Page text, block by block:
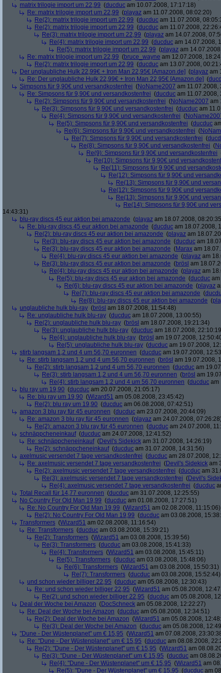
matrix trilogie import um 22,99 (ducduc am 10.07.2008, 17:17:18)
Re: matrix trilogie import um 22,99 (playaz am 11.07.2008, 08:02:20)
Re(2): matrix trilogie import um 22,99 (ducduc am 11.07.2008,
Re(2): matrix trilogie import um 22,99 (ducduc am 11.07.2008,
Re(3): matrix trilogie import um 22,99 (playaz am 14.07.2008,
Re(4): matrix trilogie import um 22,99 (ducduc am 14.07.2008,
Re(5): matrix trilogie import um 22,99 (playaz am
Re: matrix trilogie import um 22,99 (bruce_wayne am 12.07.2008,
Re(2): matrix trilogie import um 22,99 (ducduc am 13.07.2008,
Der unglaubliche Hulk 22,99€ + Iron Man 22,95€ [Amazon.de] (playaz am
Re: Der unglaubliche Hulk 22,99€ + Iron Man 22,95€ [Amazon.de] (
Simpsons für 9,90€ und versandkostenfrei (NoName2007 am 11.07.2008,
Re: Simpsons für 9,90€ und versandkostenfrei (ducduc am 11.07.2008,
Re(2): Simpsons für 9,90€ und versandkostenfrei (NoName2007 am
Re(3): Simpsons für 9,90€ und versandkostenfrei (ducduc am
Re(4): Simpsons für 9,90€ und versandkostenfrei (
Re(5): Simpsons für 9,90€ und versandkostenfrei (ducduc
Re(6): Simpsons für 9,90€ und versandkostenfrei (
Re(7): Simpsons für 9,90€ und versandkostenfrei (
Re(8): Simpsons für 9,90€ und versandkostenfrei (
Re(9): Simpsons für 9,90€ und versandkostenfrei
Re(10): Simpsons für 9,90€ und
Re(11): Simpsons für 9,90€ und
Re(12): Simpsons für 9,90€ und
Re(13): Simpsons für 9,90€ und
Re(12): Simpsons für 9,90€ und
Re(13): Simpsons für 9,90€ und
Re(14): Simpsons für 9,90€ und
14:43:31)
blu-ray discs 45 eur aktion bei amazonde (playaz am 18.07.2008,
Re: blu-ray discs 45 eur aktion bei amazonde (ducduc am 18.07.2008,
Re(2): blu-ray discs 45 eur aktion bei amazonde (playaz am
Re(3): blu-ray discs 45 eur aktion bei amazonde (ducduc am
Re(3): blu-ray discs 45 eur aktion bei amazonde (Marax am
Re(4): blu-ray discs 45 eur aktion bei amazonde (playaz am
Re(3): blu-ray discs 45 eur aktion bei amazonde (brösl am
Re(4): blu-ray discs 45 eur aktion bei amazonde (playaz am
Re(5): blu-ray discs 45 eur aktion bei amazonde (ducduc
Re(6): blu-ray discs 45 eur aktion bei amazonde (playaz
Re(7): blu-ray discs 45 eur aktion bei amazonde (
Re(8): blu-ray discs 45 eur aktion bei amazonde (
unglaubliche hulk blu-ray (brösl am 18.07.2008, 11:54:48)
Re: unglaubliche hulk blu-ray (ducduc am 18.07.2008, 13:00:55)
Re(2): unglaubliche hulk blu-ray (brösl am 18.07.2008, 19:21:34)
Re(3): unglaubliche hulk blu-ray (ducduc am 18.07.2008,
Re(4): unglaubliche hulk blu-ray (brösl am 19.07.2008,
Re(5): unglaubliche hulk blu-ray (ducduc am 19.07.2008,
stirb langsam 1,2 und 4 um 56,70 euronnen (ducduc am 19.07.2008,
Re: stirb langsam 1,2 und 4 um 56,70 euronnen (brösl am 19.07.2008,
Re(2): stirb langsam 1,2 und 4 um 56,70 euronnen (ducduc am
Re(3): stirb langsam 1,2 und 4 um 56,70 euronnen (brösl am
Re(4): stirb langsam 1,2 und 4 um 56,70 euronnen (ducduc am
blu ray um 19,90 (ducduc am 20.07.2008, 21:05:17)
Re: blu ray um 19,90 (Wizard51 am 05.08.2008, 23:45:42)
Re(2): blu ray um 19,90 (ducduc am 06.08.2008, 07:42:51)
amazon 3 blu ray für 45 euronnen (ducduc am 23.07.2008, 20:44:09)
Re: amazon 3 blu ray für 45 euronnen (playaz am 24.07.2008,
Re(2): amazon 3 blu ray für 45 euronnen (ducduc am 24.07.2008,
schnäppcheneinkauf(ducduc am 24.07.2008, 12:41:52)
Re: schnäppcheneinkauf(Devil's Sidekick am 31.07.2008, 14:26:19)
Re(2): schnäppcheneinkauf(ducduc am 31.07.2008, 14:31:56)
axelmusic versendet 7 tage versandkostenfrei (ducduc am 28.07.2008,
Re: axelmusic versendet 7 tage versandkostenfrei (Devil's Sidekick am
Re(2): axelmusic versendet 7 tage versandkostenfrei (ducduc am
Re(3): axelmusic versendet 7 tage versandkostenfrei (Devil's
Re(4): axelmusic versendet 7 tage versandkostenfrei (ducduc
Total Recall für 14,77 euronnen (ducduc am 31.07.2008, 12:25:55)
No Country For Old Man 19,99 (ducduc am 01.08.2008, 17:27:51)
Re: No Country For Old Man 19,99 (Wizard51 am 02.08.2008, 11:15:06)
Re(2): No Country For Old Man 19,99 (ducduc am 03.08.2008,
Transformers (Wizard51 am 02.08.2008, 11:16:54)
Re: Transformers (ducduc am 03.08.2008, 15:39:21)
Re(2): Transformers (Wizard51 am 03.08.2008, 15:39:56)
Re(3): Transformers (ducduc am 03.08.2008, 15:41:33)
Re(4): Transformers (Wizard51 am 03.08.2008, 15:45:11)
Re(5): Transformers (ducduc am 03.08.2008, 15:48:06)
Re(6): Transformers (Wizard51 am 03.08.2008, 15:50:31)
Re(7): Transformers (ducduc am 03.08.2008, 15:52:44)
und schon wieder billiger 22,95 (ducduc am 05.08.2008, 12:30:43)
Re: und schon wieder billiger 22,95 (Wizard51 am 05.08.2008,
Re(2): und schon wieder billiger 22,95 (ducduc am 05.08.2008,
Deal der Woche bei Amazon (DocSchneck am 05.08.2008, 12:22:27)
Re: Deal der Woche bei Amazon (ducduc am 05.08.2008, 12:34:51)
Re(2): Deal der Woche bei Amazon (Wizard51 am 05.08.2008,
Re(3): Deal der Woche bei Amazon (ducduc am 05.08.2008,
"Dune - Der Wüstenplanet" um € 15,95 (Wizard51 am 07.08.2008,
Re: "Dune - Der Wüstenplanet" um € 15,95 (ducduc am 08.08.2008,
Re(2): "Dune - Der Wüstenplanet" um € 15,95 (Wizard51 am
Re(3): "Dune - Der Wüstenplanet" um € 15,95 (ducduc am
Re(4): "Dune - Der Wüstenplanet" um € 15,95 (Wizard51 am
Re(5): "Dune - Der Wüstenplanet" um € 15,95 (ducduc am